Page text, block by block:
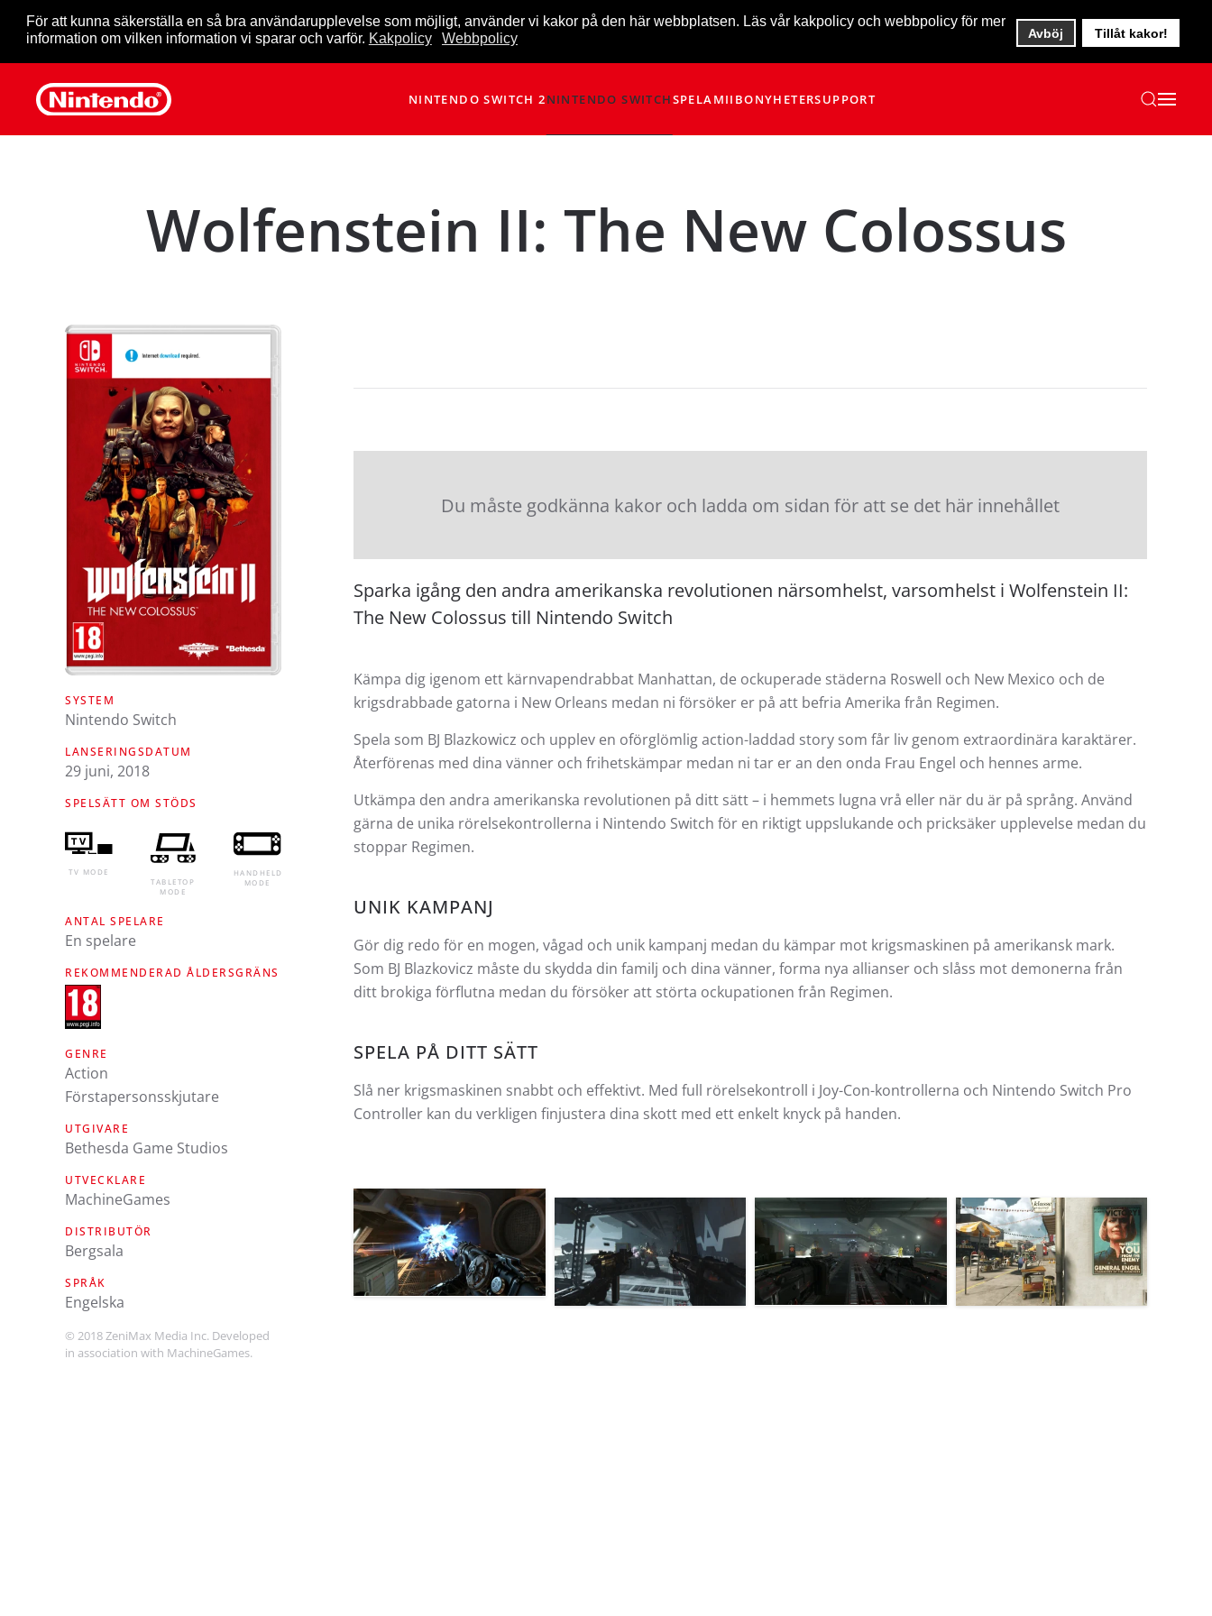
För att kunna säkerställa en så bra användarupplevelse som möjligt, använder vi kakor på den här webbplatsen. Läs vår kakpolicy och webbpolicy för mer
information om vilken information vi sparar och varför. Kakpolicy Webbpolicy Avböj Tillåt kakor!
Skip to main content
NINTENDO SWITCH 2NINTENDO SWITCHSPELAMIIBONYHETERSUPPORT
Wolfenstein II: The New Colossus
SYSTEM
Nintendo Switch
LANSERINGSDATUM
29 juni, 2018
SPELSÄTT OM STÖDS
TV MODE
TABLETOP
MODE
HANDHELD
MODE
ANTAL SPELARE
En spelare
REKOMMENDERAD ÅLDERSGRÄNS
GENRE
Action
Förstapersonsskjutare
UTGIVARE
Bethesda Game Studios
UTVECKLARE
MachineGames
DISTRIBUTÖR
Bergsala
SPRÅK
engelska
© 2018 ZeniMax Media Inc. Developed
in association with MachineGames.
Du måste godkänna kakor och ladda om sidan för att se det här innehållet
Sparka igång den andra amerikanska revolutionen närsomhelst, varsomhelst i Wolfenstein II:
The New Colossus till Nintendo Switch
Kämpa dig igenom ett kärnvapendrabbat Manhattan, de ockuperade städerna Roswell och New Mexico och de
krigsdrabbade gatorna i New Orleans medan ni försöker er på att befria Amerika från Regimen.
Spela som BJ Blazkowicz och upplev en oförglömlig action-laddad story som får liv genom extraordinära karaktärer.
Återförenas med dina vänner och frihetskämpar medan ni tar er an den onda Frau Engel och hennes arme.
Utkämpa den andra amerikanska revolutionen på ditt sätt – i hemmets lugna vrå eller när du är på språng. Använd
gärna de unika rörelsekontrollerna i Nintendo Switch för en riktigt uppslukande och pricksäker upplevelse medan du
stoppar Regimen.
UNIK KAMPANJ
Gör dig redo för en mogen, vågad och unik kampanj medan du kämpar mot krigsmaskinen på amerikansk mark.
Som BJ Blazkovicz måste du skydda din familj och dina vänner, forma nya allianser och slåss mot demonerna från
ditt brokiga förflutna medan du försöker att störta ockupationen från Regimen.
SPELA PÅ DITT SÄTT
Slå ner krigsmaskinen snabbt och effektivt. Med full rörelsekontroll i Joy-Con-kontrollerna och Nintendo Switch Pro
Controller kan du verkligen finjustera dina skott med ett enkelt knyck på handen.